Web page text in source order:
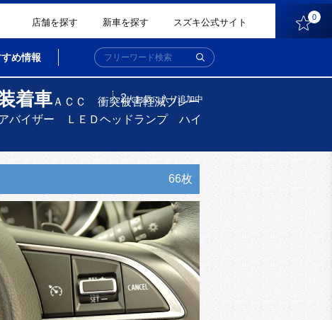
店舗を探す 新車を探す スズキ公式サイト 0
め情報
着車 ＡＣＣ 衝突被害軽減ブレー
バイザー ＬＥＤヘッドランプ ハイ
2人お気に入り追加中
66枚